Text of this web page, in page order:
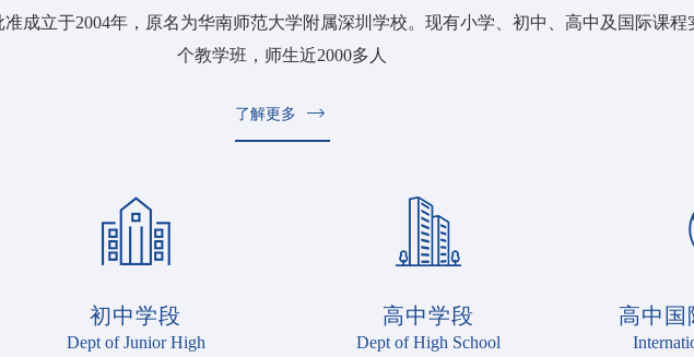
成立于2004年，原名为华南师范大学附属深圳学校。现有小学、初中、高中及国际课程
个教学班，师生近2000多人
了解更多
初中学段
Dept of Junior High
高中学段
Dept of High School
高中国